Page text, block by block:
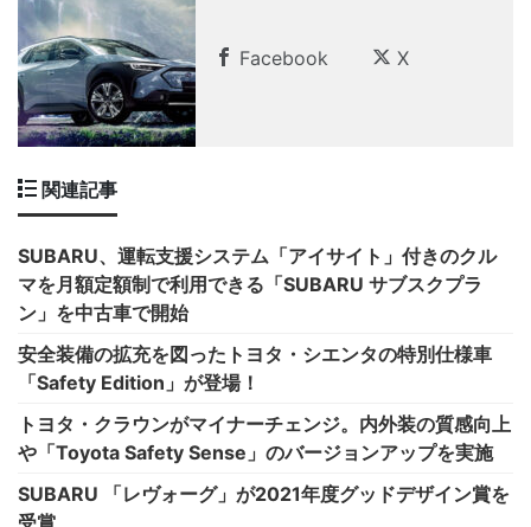
Facebook X
関連記事
SUBARU、運転支援システム「アイサイト」付きのクル
マを月額定額制で利用できる「SUBARU サブスクプラ
ン」を中古車で開始
安全装備の拡充を図ったトヨタ・シエンタの特別仕様車
「Safety Edition」が登場！
トヨタ・クラウンがマイナーチェンジ。内外装の質感向上
や「Toyota Safety Sense」のバージョンアップを実施
SUBARU 「レヴォーグ」が2021年度グッドデザイン賞を
受賞